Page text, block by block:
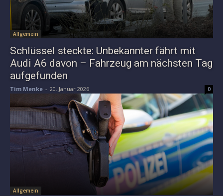
Allgemein
Schlüssel steckte: Unbekannter fährt mit
Audi A6 davon – Fahrzeug am nächsten Tag
aufgefunden
Tim Menke - 20. Januar 2026 0
Allgemein